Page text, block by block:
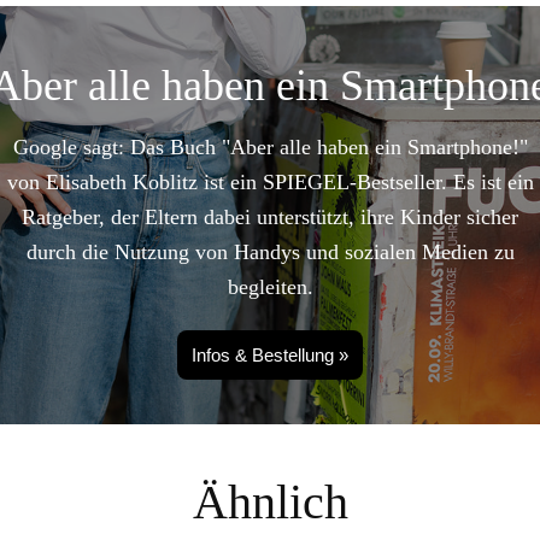
alle haben ein
Google sagt: Das Buch "Aber alle haben ein Smartphone!"
von Elisabeth Koblitz ist ein SPIEGEL-Bestseller. Es ist ein
Ratgeber, der Eltern dabei unterstützt, ihre Kinder sicher
durch die Nutzung von Handys und sozialen Medien zu
begleiten.
Infos & Bestellung »
Ähnlich